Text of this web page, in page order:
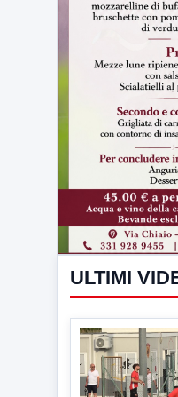
ULTIMI
7 AGOSTO 2026
Benevento
Floro Flores
Italia
Il Benevento è
Italia. Scelte...